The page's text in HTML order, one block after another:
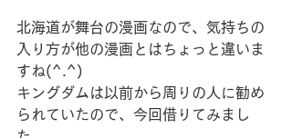
北海道が舞台の漫画なので、気持ちの
入り方が他の漫画とはちょっと違いま
すね(^.^)
キングダムは以前から周りの人に勧め
られていたので、今回借りてみまし